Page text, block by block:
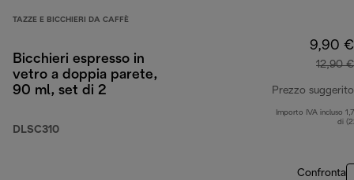
TAZZE E BICCHIERI DA CAFFÈ
Bicchieri espresso in
vetro a doppia parete,
90 ml, set di 2
DLSC310
9,90 €
12,90 €
Prezzo suggerito
Importo IVA incluso
di
Confronta